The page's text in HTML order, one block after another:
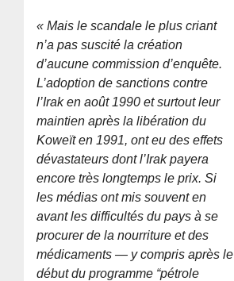
« Mais le scandale le plus criant
n’a pas suscité la création
d’aucune commission d’enquête.
L’adoption de sanctions contre
l’Irak en août 1990 et surtout leur
maintien après la libération du
Koweït en 1991, ont eu des effets
dévastateurs dont l’Irak payera
encore très longtemps le prix. Si
les médias ont mis souvent en
avant les difficultés du pays à se
procurer de la nourriture et des
médicaments — y compris après le
début du programme “pétrole